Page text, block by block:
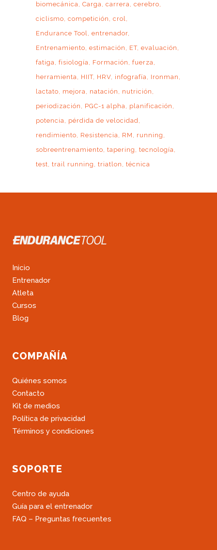
biomecánica Carga carrera cerebro
ciclismo competición
crol
Endurance Tool entrenador
Entrenamiento estimación ET evaluación
fatiga fisiología Formación
fuerza
herramienta
HIIT HRV infografía
Ironman
lactato
mejora natación
nutrición
periodización
PGC-1 alpha
planificación
potencia
pérdida de velocidad
rendimiento
Resistencia RM
running
sobreentrenamiento tapering
tecnología
test trail running triatlon técnica
Inicio
Entrenador
Atleta
Cursos
Blog
COMPAÑÍA
Quiénes somos
Contacto
Kit de medios
Política de privacidad
Términos y condiciones
SOPORTE
Centro de ayuda
Guía para el entrenador
FAQ – Preguntas frecuentes